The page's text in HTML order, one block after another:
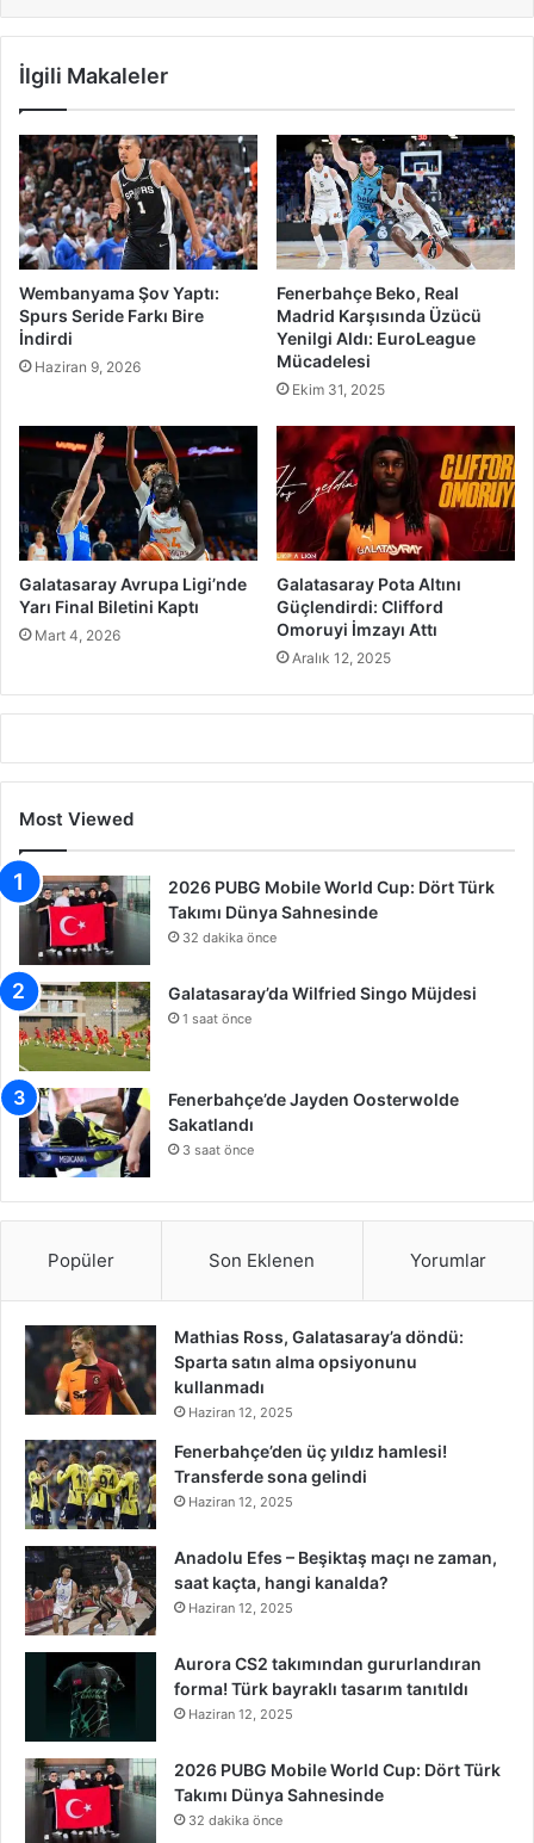
İlgili Makaleler
Wembanyama Şov Yaptı:
Spurs Seride Farkı Bire
İndirdi
Haziran 9, 2026
Fenerbahçe Beko, Real
Madrid Karşısında Üzücü
Yenilgi Aldı: EuroLeague
Mücadelesi
Ekim 31, 2025
Galatasaray Avrupa Ligi’nde
Yarı Final Biletini Kaptı
Mart 4, 2026
Galatasaray Pota Altını
Güçlendirdi: Clifford
Omoruyi İmzayı Attı
Aralık 12, 2025
Most Viewed
2026 PUBG Mobile World Cup: Dört Türk
Takımı Dünya Sahnesinde
32 dakika önce
Galatasaray’da Wilfried Singo Müjdesi
1 saat önce
Fenerbahçe’de Jayden Oosterwolde
Sakatlandı
3 saat önce
Popüler Son Eklenen Yorumlar
Mathias Ross, Galatasaray’a döndü:
Sparta satın alma opsiyonunu
kullanmadı
Haziran 12, 2025
Fenerbahçe’den üç yıldız hamlesi!
Transferde sona gelindi
Haziran 12, 2025
Anadolu Efes – Beşiktaş maçı ne zaman,
saat kaçta, hangi kanalda?
Haziran 12, 2025
Aurora CS2 takımından gururlandıran
forma! Türk bayraklı tasarım tanıtıldı
Haziran 12, 2025
2026 PUBG Mobile World Cup: Dört Türk
Takımı Dünya Sahnesinde
32 dakika önce